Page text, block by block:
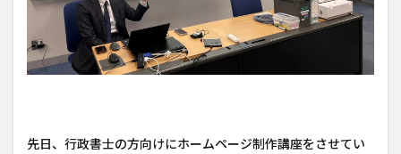
先日、行政書士の方向けにホームページ制作講座をさせてい